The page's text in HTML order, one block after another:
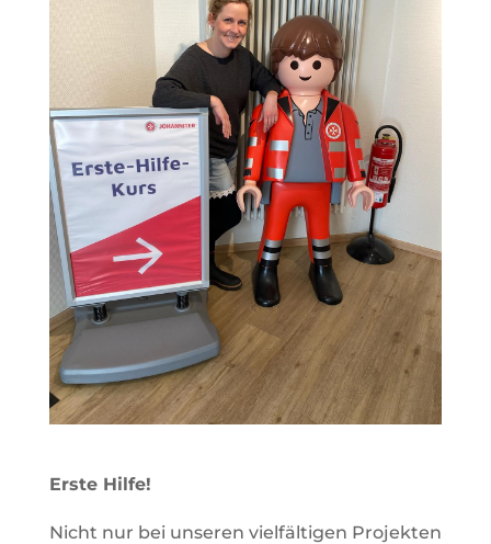
Erste Hilfe!
Nicht nur bei unseren vielfältigen Projekten